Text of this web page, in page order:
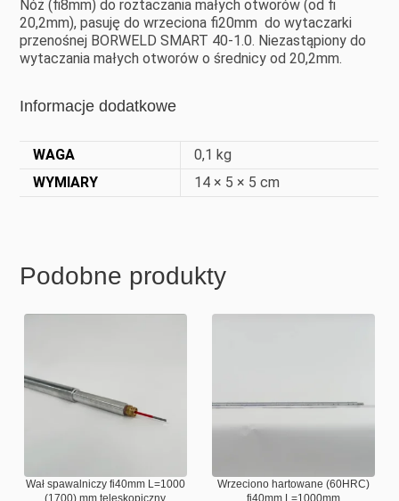
Nóż (fi8mm) do roztaczania małych otworów (od fi
20,2mm), pasuję do wrzeciona fi20mm do wytaczarki
przenośnej BORWELD SMART 40-1.0. Niezastąpiony do
wytaczania małych otworów o średnicy od 20,2mm.
Informacje dodatkowe
WAGA
0,1 kg
WYMIARY
14 × 5 × 5 cm
Podobne produkty
Wał spawalniczy fi40mm L=1000
Wrzeciono hartowane (60HRC)